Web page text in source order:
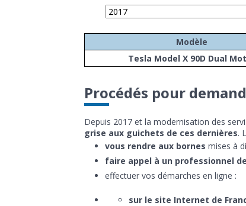
Modèle
Tesla Model X 90D Dual
Procédés pour
Depuis 2017 et la modernisation des
grise aux guichets de ces dernières.
vous rendre aux bornes mises à
faire appel à un professionnel
effectuer vos démarches en ligne :
sur le site Internet de